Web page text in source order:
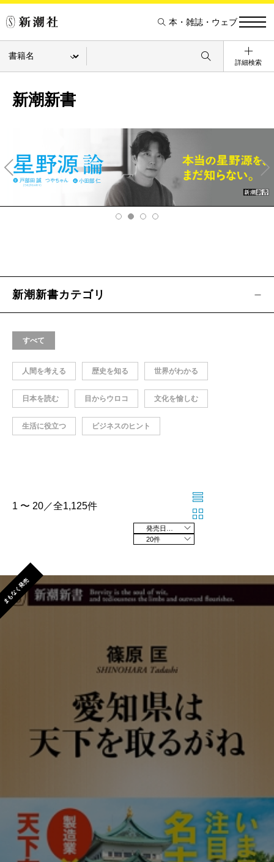
本・雑誌・ウェブ
詳細検索
新潮新書
v
Ne
xt
新潮新書カテゴリ
すべて
人間を考える 歴史を知る 世界がわかる
日本を読む 目からウロコ 文化を愉しむ
生活に役立つ ビジネスのヒント
1 〜 20／全1,125件
20件
まもなく発売